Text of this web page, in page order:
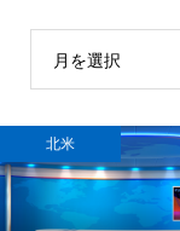
月を選択
北米